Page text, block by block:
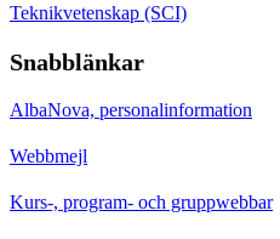
Teknikvetenskap (SCI)
Snabblänkar
AlbaNova, personalinformation
Webbmejl
Kurs-, program- och gruppwebbar